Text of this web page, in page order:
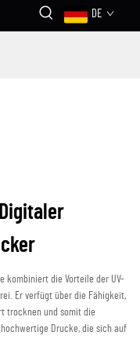
DE
kombiniert die Vorteile der UV-
Er verfügt über die Fähigkeit,
trocknen und somit die
Drucke, die sich auf